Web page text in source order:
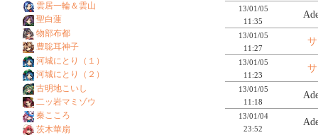
13/01/05
11:35
13/01/05
11:27
13/01/05
11:23
13/01/05
11:18
13/01/04
23:52
雲居一輪＆雲山
聖白蓮
物部布都
豊聡耳神子
河城にとり（１）
河城にとり（２）
古明地こいし
二ッ岩マミゾウ
秦こころ
茨木華扇